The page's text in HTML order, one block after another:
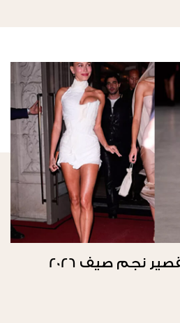
نجم صيف 2026